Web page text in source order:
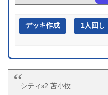
デッキ作成 1人回し
シティs2 苫小牧